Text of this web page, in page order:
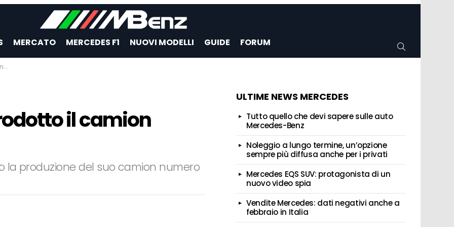
MERCATO MERCEDES F1 NUOVI MODELLI GUIDE FORUM
il camion
la produzione del suo camion numero
ULTIME NEWS MERCEDES
Tutto quello che devi sapere sulle auto
Mercedes-Benz
Noleggio a lungo termine, un’opzione
sempre più diffusa anche per i privati
Mercedes EQS SUV: protagonista di un
nuovo video spia
Vendite Mercedes: dati negativi anche a
febbraio in Italia